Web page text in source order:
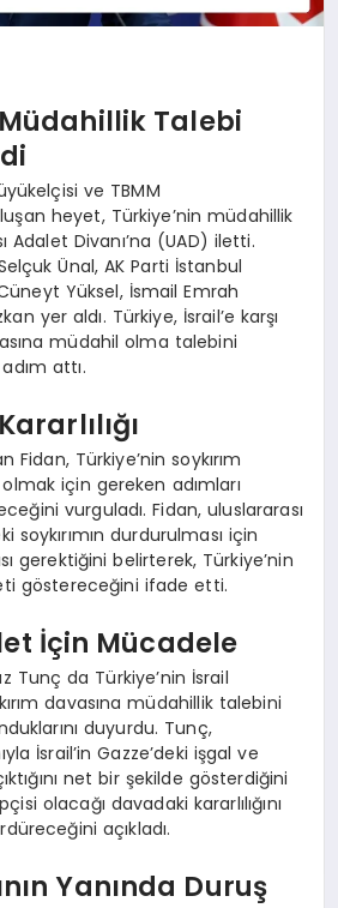
Talebi
ve TBMM
heyet, Türkiye’nin müdahillik
Adalet Divanı’na (UAD) iletti.
Ünal, AK Parti İstanbul
Yüksel, İsmail Emrah
yer aldı. Türkiye, İsrail’e karşı
müdahil olma talebini
attı.
Fidan, Türkiye’nin soykırım
için gereken adımları
vurguladı. Fidan, uluslararası
soykırımın durdurulması için
gerektiğini belirterek, Türkiye’nin
göstereceğini ifade etti.
İçin Mücadele
Tunç da Türkiye’nin İsrail
davasına müdahillik talebini
duyurdu. Tunç,
İsrail’in Gazze’deki işgal ve
net bir şekilde gösterdiğini
olacağı davadaki kararlılığını
açıkladı.
Yanında Duruş